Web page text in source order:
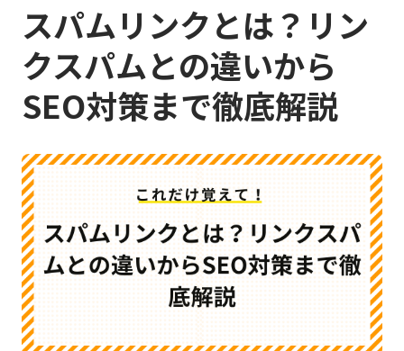
スパムリンクとは？リン
クスパムとの違いから
SEO対策まで徹底解説